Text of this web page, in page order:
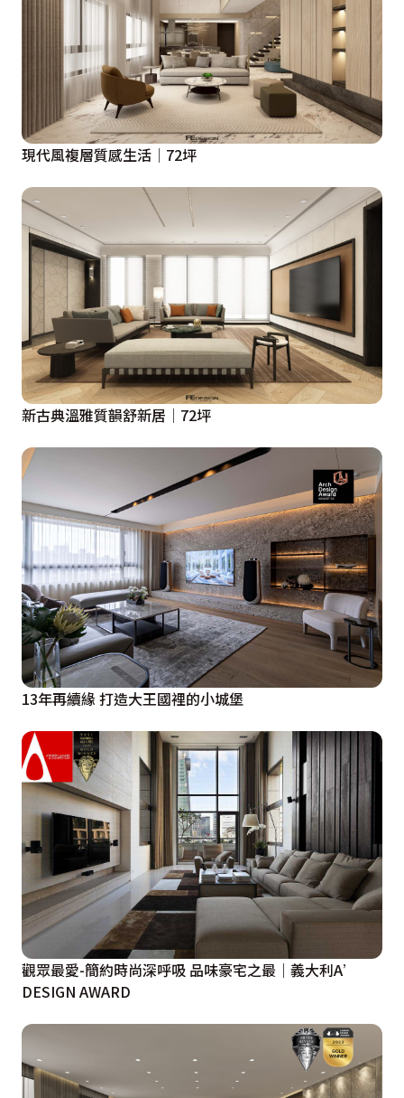
現代風複層質感生活│72坪
新古典溫雅質韻舒新居│72坪
13年再續緣 打造大王國裡的小城堡
觀眾最愛-簡約時尚深呼吸 品味豪宅之最｜義大利A’
DESIGN AWARD